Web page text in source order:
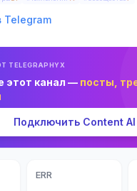
Telegram
TELEGRAPHYX
этот канал — посты,
Подключить Content AI
ERR